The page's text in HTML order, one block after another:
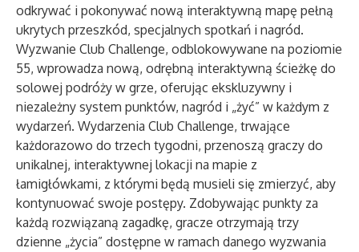
odkrywać i pokonywać nową interaktywną mapę pełną
ukrytych przeszkód, specjalnych spotkań i nagród.
Wyzwanie Club Challenge, odblokowywane na poziomie
55, wprowadza nową, odrębną interaktywną ścieżkę do
solowej podróży w grze, oferując ekskluzywny i
niezależny system punktów, nagród i „żyć” w każdym z
wydarzeń. Wydarzenia Club Challenge, trwające
każdorazowo do trzech tygodni, przenoszą graczy do
unikalnej, interaktywnej lokacji na mapie z
łamigłówkami, z którymi będą musieli się zmierzyć, aby
kontynuować swoje postępy. Zdobywając punkty za
każdą rozwiązaną zagadkę, gracze otrzymają trzy
dzienne „życia” dostępne w ramach danego wyzwania